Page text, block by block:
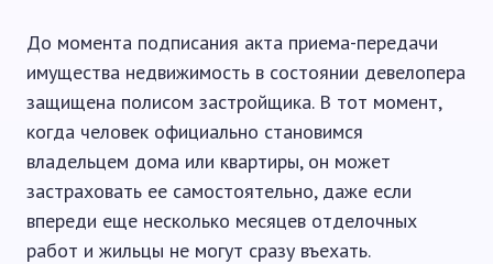
До момента подписания акта приема-передачи
имущества недвижимость в состоянии девелопера
защищена полисом застройщика. В тот момент,
когда человек официально становимся
владельцем дома или квартиры, он может
застраховать ее самостоятельно, даже если
впереди еще несколько месяцев отделочных
работ и жильцы не могут сразу въехать.